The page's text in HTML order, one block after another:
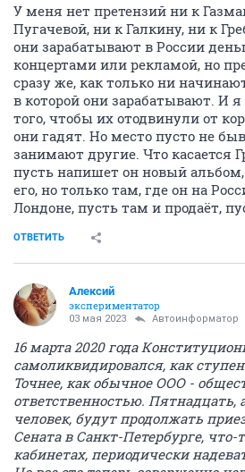
У меня нет претензий ни к
Пугачевой, ни к Галкину, ни к
они зарабатывают в России
концертами или рекламой, но
сразу же, как только ни
в которой они зарабатывают. И
того, чтобы их отодвинули от
они гадят. Но место пусто не
занимают другие. Что касается
пусть напишет он новый
его, но только там, где он на
Лондоне, пусть там и продаёт,
ОТВЕТИТЬ
Алексий
экспериментатор
03 мая 2023 Автоинформатор
16 марта 2020 года
самоликвидировался, как
Точнее, как обычное ООО -
ответственностью. Пятнадцать,
человек, будут продолжать
Сената в Санкт-Петербурге, что-
кабинетах, периодически